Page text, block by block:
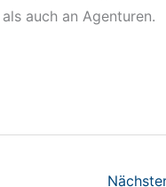
auch an Agenturen.